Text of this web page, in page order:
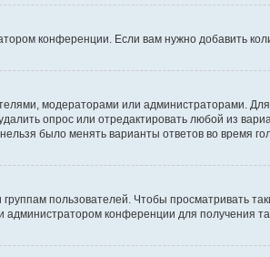
конференции. Если вам нужно добавить
модераторами или администраторами.
опрос или отредактировать любой из
было менять варианты ответов во время
пользователей. Чтобы просматривать
конференции для получения